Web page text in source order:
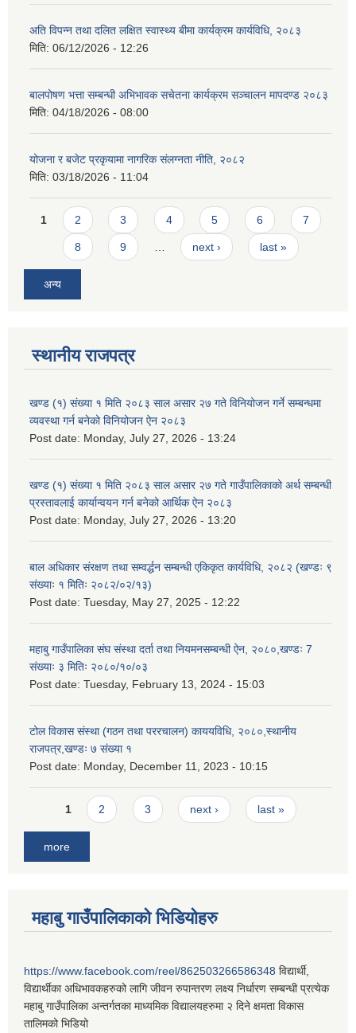
अति विपन्न तथा दलित लक्षित स्वास्थ्य बीमा कार्यक्रम कार्यविधि, २०८३
मिति: 06/12/2026 - 12:26
बालपोषण भत्ता सम्बन्धी अभिभावक सचेतना कार्यक्रम सञ्चालन मापदण्ड २०८३
मिति: 04/18/2026 - 08:00
योजना र बजेट प्रकृयामा नागरिक संलग्नता नीति, २०८२
मिति: 03/18/2026 - 11:04
Pages
1 2 3 4 5 6 7
8 9 … next › last »
अन्य
स्थानीय राजपत्र
खण्ड (१) संख्या १ मिति २०८३ साल असार २७ गते विनियोजन गर्ने सम्बन्धमा
व्यवस्था गर्न बनेको विनियोजन ऐन २०८३
Post date: Monday, July 27, 2026 - 13:24
खण्ड (१) संख्या १ मिति २०८३ साल असार २७ गते गाउँपालिकाको अर्थ सम्बन्धी
प्रस्तावलाई कार्यान्वयन गर्न बनेको आर्थिक ऐन २०८३
Post date: Monday, July 27, 2026 - 13:20
बाल अधिकार संरक्षण तथा सम्वर्द्धन सम्बन्धी एकिकृत कार्यविधि, २०८२ (खण्डः ९
संख्याः १ मितिः २०८२/०२/१३)
Post date: Tuesday, May 27, 2025 - 12:22
महाबु गाउँपालिका संघ संस्था दर्ता तथा नियमनसम्बन्धी ऐन, २०८०,खण्डः 7
संख्याः ३ मितिः २०८०/१०/०३
Post date: Tuesday, February 13, 2024 - 15:03
टोल विकास संस्था (गठन तथा पररचालन) काययविधि, २०८०,स्थानीय
राजपत्र,खण्डः ७ संख्या १
Post date: Monday, December 11, 2023 - 10:15
Pages
1 2 3 next › last »
more
महाबु गाउँपालिकाको भिडियोहरु
https://www.facebook.com/reel/862503266586348 विद्यार्थी,
विद्यार्थीका अधिभावकहरुको लागि जीवन रुपान्तरण लक्ष्य निर्धारण सम्बन्धी प्रत्येक
महाबु गाउँपालिका अन्तर्गतका माध्यमिक विद्यालयहरुमा २ दिने क्षमता विकास
तालिमको भिडियो